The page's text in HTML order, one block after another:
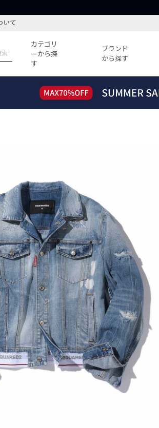
いて
カテゴリ
ーから探
す
ブランド
から探す
すべての記事
バイヤーズ レコメンド
今週の別注アイテム
ウィークリーコーデ
レコメンドアイテム
ピックアップアイテム
フォーカスブランド
セールおすすめアイテム
人気アイテム TOP 15